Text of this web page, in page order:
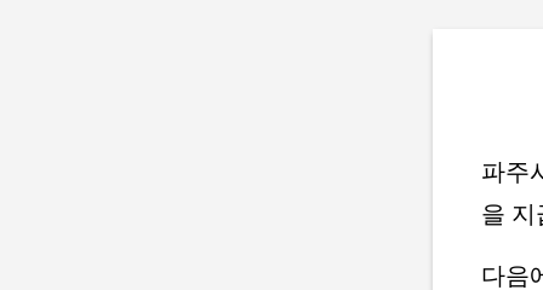
파주
을
다음